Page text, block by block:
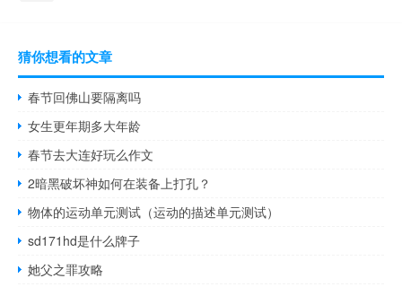
猜你想看的文章
春节回佛山要隔离吗
女生更年期多大年龄
春节去大连好玩么作文
2暗黑破坏神如何在装备上打孔？
物体的运动单元测试（运动的描述单元测试）
sd171hd是什么牌子
她父之罪攻略